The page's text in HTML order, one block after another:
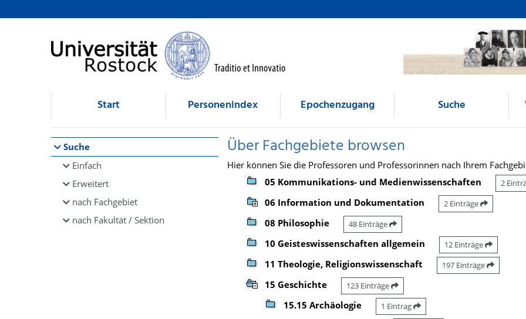
Browsen
direkt zum Inhalt
Start Personenindex Epochenzugang Suche
Suche
Einfach
Erweitert
nach Fachgebiet
nach Fakultät / Sektion
Über Fachgebiete browsen
Hier können Sie die Professoren und Professorinnen nach Ihrem
05 Kommunikations- und Medienwissenschaften
2
06 Information und Dokumentation 2 Einträge
08 Philosophie 48 Einträge
10 Geisteswissenschaften allgemein 12 Einträge
11 Theologie, Religionswissenschaft 197 Einträge
15 Geschichte 123 Einträge
15.15 Archäologie 1 Eintrag